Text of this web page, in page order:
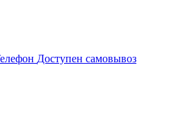
Доступен самовывоз